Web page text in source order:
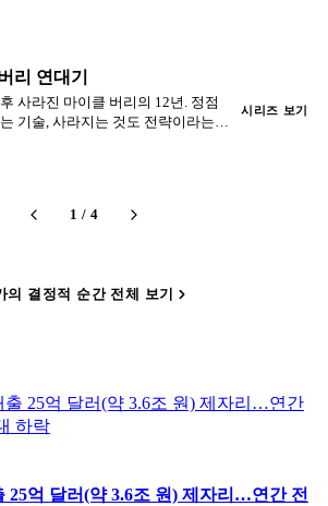
.
리 연대기
사라진 마이클 버리의 12년. 정점
기술, 사라지는 것도 전략이라는
시리즈 보기
1 / 4
의 결정적 순간 전체 보기
25억 달러(약 3.6조 원) 제자리…연간 전